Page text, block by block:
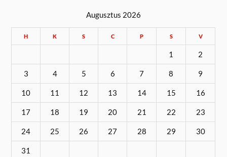
Augusztus 2026
H K S C P S V
1 2
3 4 5 6 7 8 9
10 11 12 13 14 15 16
17 18 19 20 21 22 23
24 25 26 27 28 29 30
31